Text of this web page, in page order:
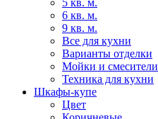
5 кв. м.
6 кв. м.
9 кв. м.
Все для кухни
Варианты отделки
Мойки и смесители
Техника для кухни
Шкафы-купе
Цвет